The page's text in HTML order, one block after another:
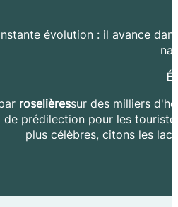
évolution : il avance
roselièressur des milliers
prédilection pour les
plus célèbres, citons les